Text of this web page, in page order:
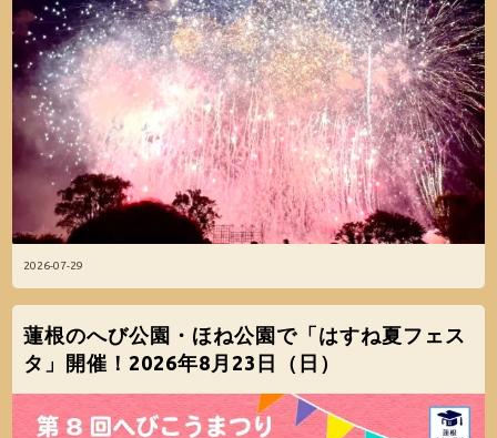
2026-07-29
蓮根のへび公園・ほね公園で「はすね夏フェス
タ」開催！2026年8月23日（日）